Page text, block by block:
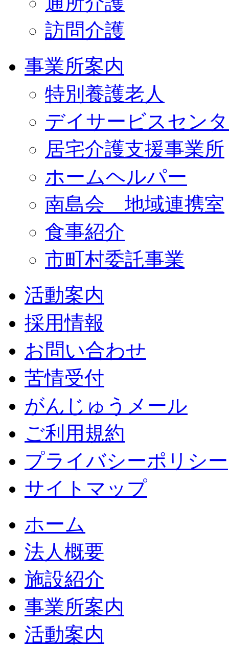
訪問介護
事業所案内
特別養護老人
デイサービスセン
居宅介護支援事業所
ホームヘルパー
南島会 地域連携室
食事紹介
市町村委託事業
活動案内
採用情報
お問い合わせ
苦情受付
がんじゅうメール
ご利用規約
プライバシーポリシー
サイトマップ
ホーム
法人概要
施設紹介
事業所案内
活動案内